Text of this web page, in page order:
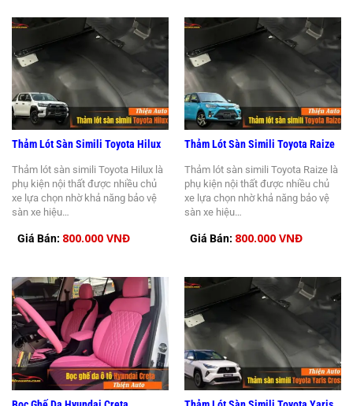
Thảm Lót Sàn Simili Toyota Hilux
Thảm lót sàn simili Toyota Hilux là
phụ kiện nội thất được nhiều chủ
xe lựa chọn nhờ khả năng bảo vệ
sàn xe hiệu…
Giá Bán: 800.000 VNĐ
Thảm Lót Sàn Simili Toyota Raize
Thảm lót sàn simili Toyota Raize là
phụ kiện nội thất được nhiều chủ
xe lựa chọn nhờ khả năng bảo vệ
sàn xe hiệu…
Giá Bán: 800.000 VNĐ